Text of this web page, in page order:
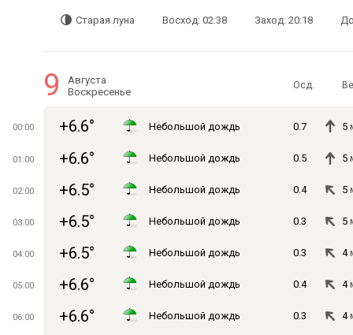
Старая луна Восход: 02:38 Заход: 20:18
9
Августа
Воскресенье
Осд.
00:00 +6.6° Небольшой дождь 0.7 5
01:00 +6.6° Небольшой дождь 0.5 5
02:00 +6.5° Небольшой дождь 0.4 5
03:00 +6.5° Небольшой дождь 0.3 5
04:00 +6.5° Небольшой дождь 0.3 4
05:00 +6.6° Небольшой дождь 0.4 4
06:00 +6.6° Небольшой дождь 0.3 4